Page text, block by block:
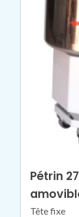
Pétrin
Tête fixe